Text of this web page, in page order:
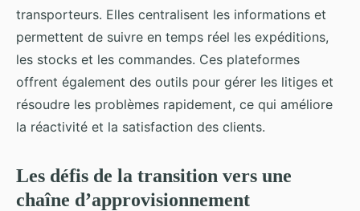
transporteurs. Elles centralisent les informations et
permettent de suivre en temps réel les expéditions,
les stocks et les commandes. Ces plateformes
offrent également des outils pour gérer les litiges et
résoudre les problèmes rapidement, ce qui améliore
la réactivité et la satisfaction des clients.
Les défis de la transition vers une
chaîne d’approvisionnement